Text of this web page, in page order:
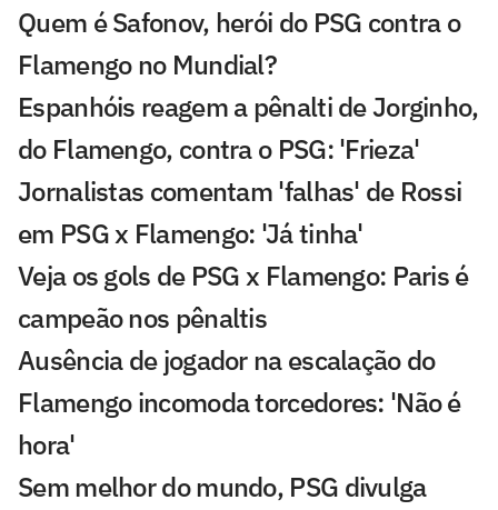
Quem é Safonov, herói do PSG contra o
Flamengo no Mundial?
Espanhóis reagem a pênalti de Jorginho,
do Flamengo, contra o PSG: 'Frieza'
Jornalistas comentam 'falhas' de Rossi
em PSG x Flamengo: 'Já tinha'
Veja os gols de PSG x Flamengo: Paris é
campeão nos pênaltis
Ausência de jogador na escalação do
Flamengo incomoda torcedores: 'Não é
hora'
Sem melhor do mundo, PSG divulga